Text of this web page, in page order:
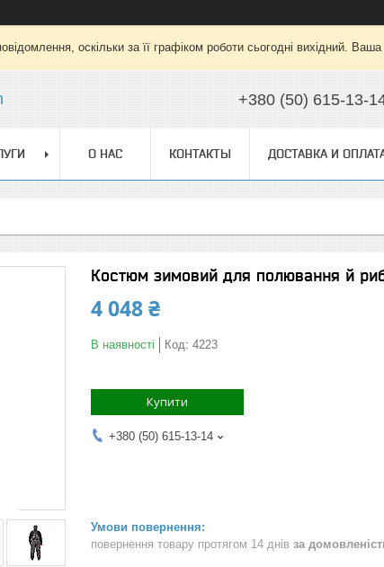
оскільки за її графіком роботи сьогодні вихідний.
+380 (50) 615-13-
О НАС КОНТАКТЫ ДОСТАВКА И
Костюм зимовий для полювання й
4 048 ₴
В наявності Код: 4223
Купити
+380 (50) 615-13-14
повернення товару протягом 14 днів за